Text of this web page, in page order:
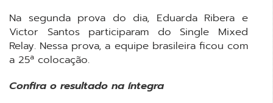
Na segunda prova do dia, Eduarda Ribera e
Victor Santos participaram do Single Mixed
Relay. Nessa prova, a equipe brasileira ficou com
a 25ª colocação.
Confira o resultado na íntegra